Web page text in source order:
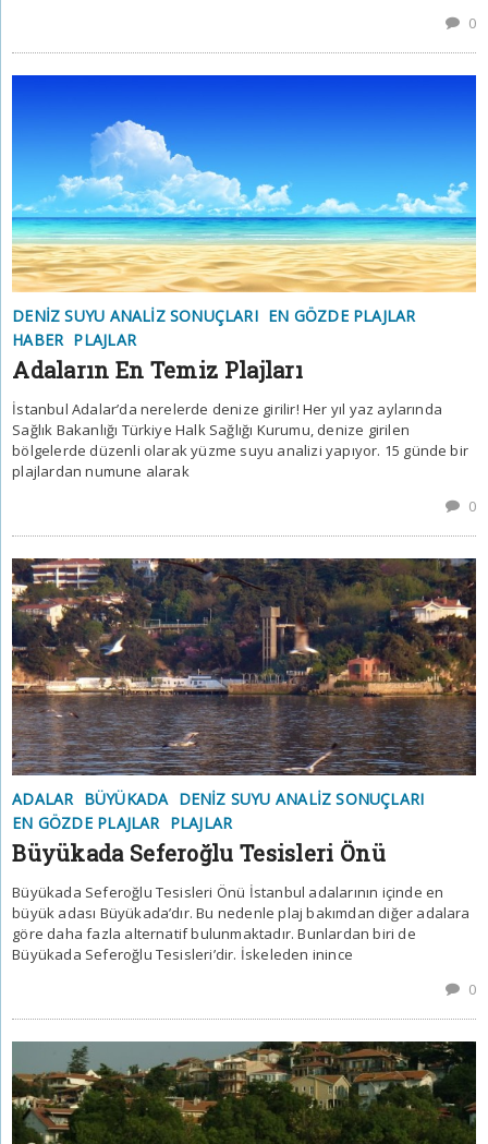
0
DENIZ SUYU ANALIZ SONUÇLARI EN GÖZDE PLAJLAR
HABER PLAJLAR
Adaların En Temiz Plajları
İstanbul Adalar’da nerelerde denize girilir! Her yıl yaz aylarında
Sağlık Bakanlığı Türkiye Halk Sağlığı Kurumu, denize girilen
bölgelerde düzenli olarak yüzme suyu analizi yapıyor. 15 günde bir
plajlardan numune alarak
0
ADALAR BÜYÜKADA DENIZ SUYU ANALIZ SONUÇLARI
EN GÖZDE PLAJLAR PLAJLAR
Büyükada Seferoğlu Tesisleri Önü
Büyükada Seferoğlu Tesisleri Önü İstanbul adalarının içinde en
büyük adası Büyükada’dır. Bu nedenle plaj bakımdan diğer adalara
göre daha fazla alternatif bulunmaktadır. Bunlardan biri de
Büyükada Seferoğlu Tesisleri’dir. İskeleden inince
0